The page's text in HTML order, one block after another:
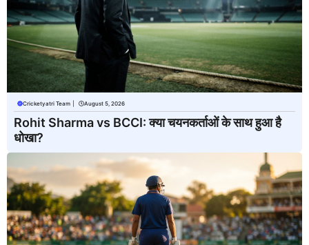
Cricketyatri Team August 5, 2026
Rohit Sharma vs BCCI: क्या चयनकर्ताओं के साथ हुआ है
धोखा?